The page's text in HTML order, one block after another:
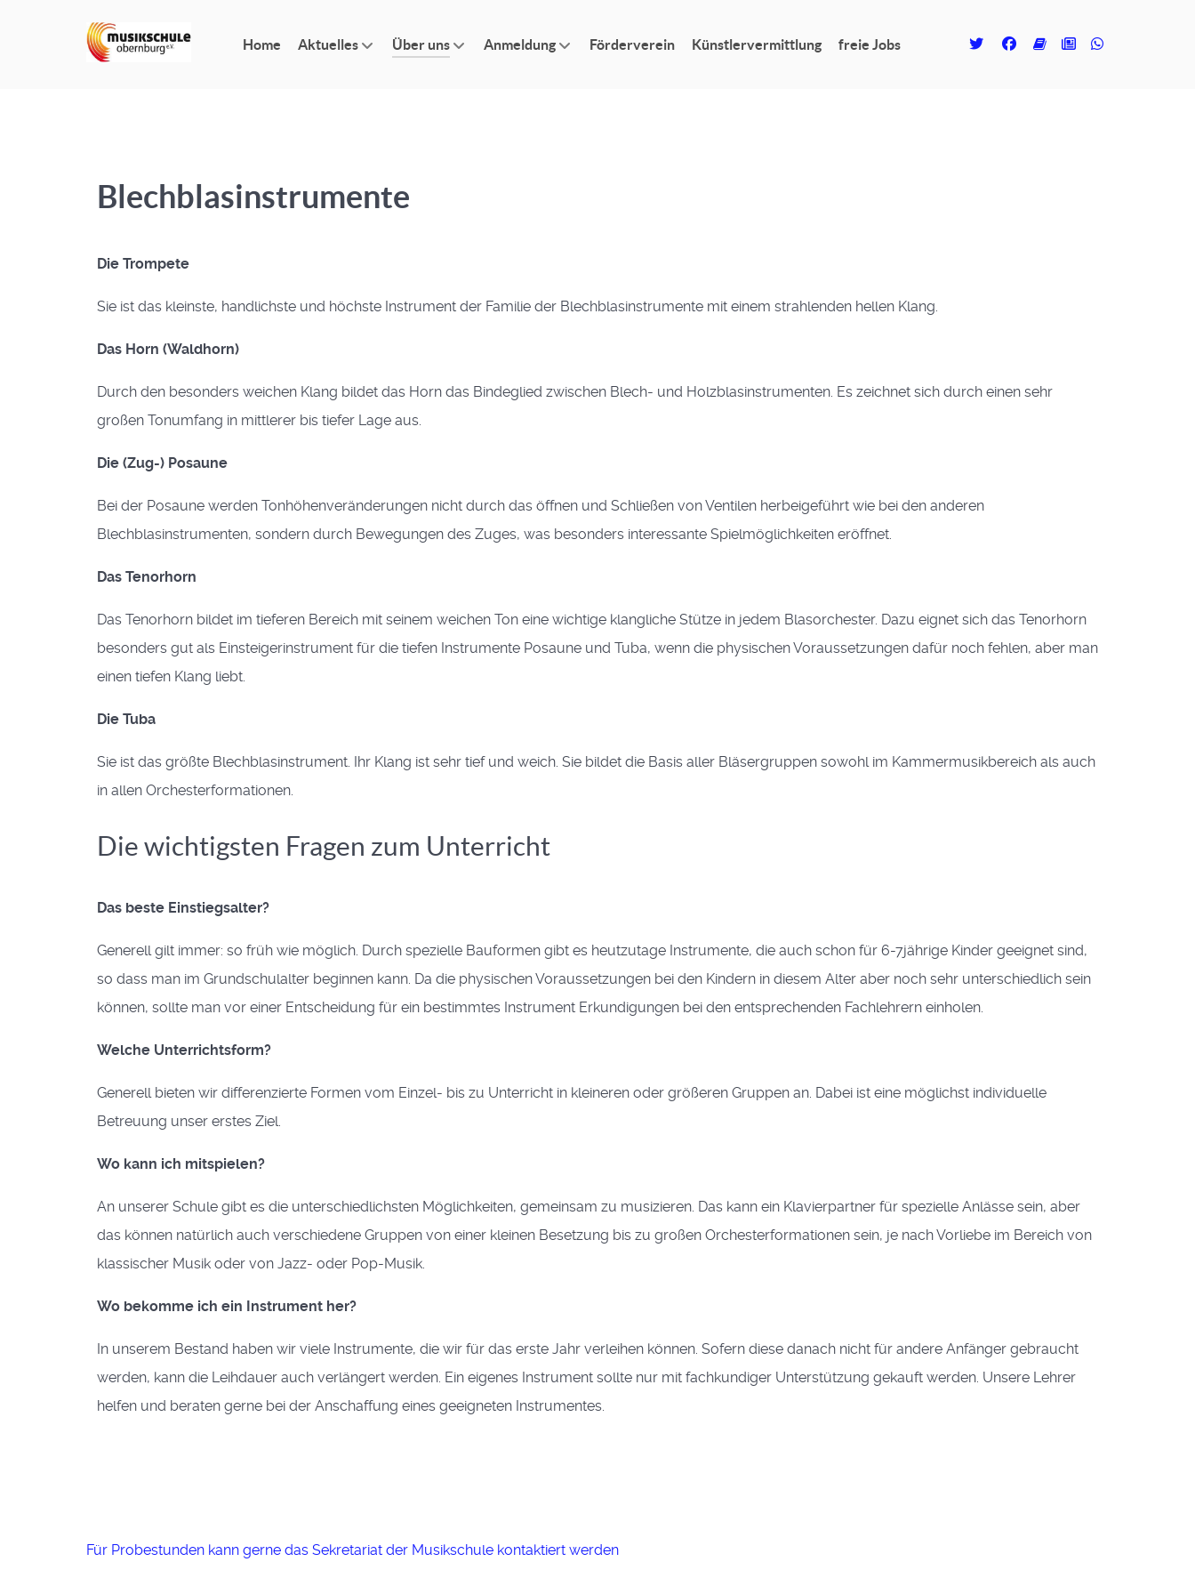
Home Aktuelles Über uns Anmeldung Förderverein Künstlervermittlung freie Jobs
Blechblasinstrumente
Die Trompete
Sie ist das kleinste, handlichste und höchste Instrument der Familie der Blechblasinstrumente mit einem strahlenden hellen Klang.
Das Horn (Waldhorn)
Durch den besonders weichen Klang bildet das Horn das Bindeglied zwischen Blech- und Holzblasinstrumenten. Es zeichnet sich durch einen sehr
großen Tonumfang in mittlerer bis tiefer Lage aus.
Die (Zug-) Posaune
Bei der Posaune werden Tonhöhenveränderungen nicht durch das öffnen und Schließen von Ventilen herbeigeführt wie bei den anderen
Blechblasinstrumenten, sondern durch Bewegungen des Zuges, was besonders interessante Spielmöglichkeiten eröffnet.
Das Tenorhorn
Das Tenorhorn bildet im tieferen Bereich mit seinem weichen Ton eine wichtige klangliche Stütze in jedem Blasorchester. Dazu eignet sich das Tenorhorn
besonders gut als Einsteigerinstrument für die tiefen Instrumente Posaune und Tuba, wenn die physischen Voraussetzungen dafür noch fehlen, aber man
einen tiefen Klang liebt.
Die Tuba
Sie ist das größte Blechblasinstrument. Ihr Klang ist sehr tief und weich. Sie bildet die Basis aller Bläsergruppen sowohl im Kammermusikbereich als auch
in allen Orchesterformationen.
Die wichtigsten Fragen zum Unterricht
Das beste Einstiegsalter?
Generell gilt immer: so früh wie möglich. Durch spezielle Bauformen gibt es heutzutage Instrumente, die auch schon für 6-7jährige Kinder geeignet sind,
so dass man im Grundschulalter beginnen kann. Da die physischen Voraussetzungen bei den Kindern in diesem Alter aber noch sehr unterschiedlich sein
können, sollte man vor einer Entscheidung für ein bestimmtes Instrument Erkundigungen bei den entsprechenden Fachlehrern einholen.
Welche Unterrichtsform?
Generell bieten wir differenzierte Formen vom Einzel- bis zu Unterricht in kleineren oder größeren Gruppen an. Dabei ist eine möglichst individuelle
Betreuung unser erstes Ziel.
Wo kann ich mitspielen?
An unserer Schule gibt es die unterschiedlichsten Möglichkeiten, gemeinsam zu musizieren. Das kann ein Klavierpartner für spezielle Anlässe sein, aber
das können natürlich auch verschiedene Gruppen von einer kleinen Besetzung bis zu großen Orchesterformationen sein, je nach Vorliebe im Bereich von
klassischer Musik oder von Jazz- oder Pop-Musik.
Wo bekomme ich ein Instrument her?
In unserem Bestand haben wir viele Instrumente, die wir für das erste Jahr verleihen können. Sofern diese danach nicht für andere Anfänger gebraucht
werden, kann die Leihdauer auch verlängert werden. Ein eigenes Instrument sollte nur mit fachkundiger Unterstützung gekauft werden. Unsere Lehrer
helfen und beraten gerne bei der Anschaffung eines geeigneten Instrumentes.
Für Probestunden kann gerne das Sekretariat der Musikschule kontaktiert werden